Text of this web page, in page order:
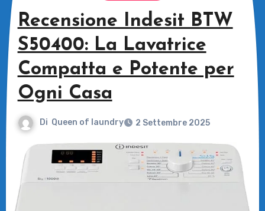
Recensione Indesit BTW
S50400: La Lavatrice
Compatta e Potente per
Ogni Casa
Di Queen of laundry 2 Settembre 2025